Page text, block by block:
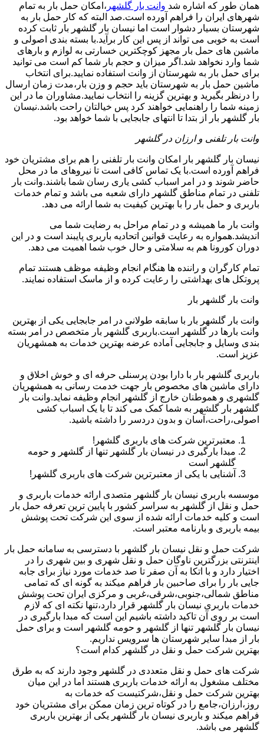
همان طور که اشاره شد وانت بار گلشهر ،امکان حمل بار به تمام
شهرهای ایران را فراهم آورده است.صد البته که کار حمل بار به
شهرستان بسیار دشوار است اما نیسان بار گلشهر بار ثابت کرده
است به خوبی می تواند از پس این کار برآید.با بسته بندی اصولی و
ماشین های حمل بار مجهز کوچکترین خسارتی به لوازم و بارهای
شما وارد نخواهد شد.اگر میزان و حجم بار شما کم است می توانید
برای حمل بار به شهرستان از وانت استفاده نمایید.برای انتخاب
ماشین حمل بار به شهرستان باید حجم و وزن بار،مدت زمان ارسال
را درنظر بگیرید و بهترین گزینه را انتخاب نمایید.مشاوران ما در این
زمینه شما را راهنمایی خواهند کرد پس خیالتان راحت باشد.نیسان
بار گلشهر بار از بتدا تا انتهای جابجایی با شما خواهد بود.
وانت بار تلفنی و ارزان در گلشهر
نیسان بار گلشهر بار امکان وانت بار تلفنی را هم برای مشتریان خود
فراهم آورده است.با یک تماس کافی است تا نیروهای ما در محل
حاضر شوند و در امر اسباب کشی یاری رسان شما باشند.وانت بار
تلفنی در تمام مناطق گلشهر دارای شعبه می باشد و تمام خدمات
باربری و حمل بار را با بهترین کیفیت به شما ارائه می دهد.
وانت بار ما همیشه و در تمام مراحل به رضایت شما می
اندیشد.همواره به رعایت قوانین اتحادیه باربری پایبند است و در این
دوران کورونا هم به سلامتی و حال خوب شما اهمیت می دهد.
تمام کارگران و راننده ها هنگام انجام وظیفه موظف هستند تمام
پروتکل های بهداشتی را رعایت کرده و از ماسک استفاده نمایند.
وانت بار گلشهر بار
وانت بار گلشهر بار با سابقه طولانی در امر جابجایی یکی از بهترین
وانت بارها در گلشهر است.باربری گلشهر بار متخصص در امر بسته
بندی وسایل و جابجایی آماده عرضه بهترین خدمات به همشهریان
عزیز است.
باربری گلشهر بار با دارا بودن پرسنلی حرفه ای و خوش اخلاق و
دارای ماشین های مخصوص بار جهت خدمت رسانی به همشهریان
گلشهری و هموطنان خارج از گلشهر انجام وظیفه نماید.وانت بار
گلشهر بار گلشهر به شما کمک می کند تا با یک اسباب کشی
اصولی،راحت،آسان و بدون دردسر را داشته باشید.
معتبرترین شرکت های باربری گلشهر!
مبدا بارگیری در نیسان بار گلشهر تنها از گلشهر و حومه
گلشهر است
آشنایی با یکی از معتبرترین شرکت های باربری گلشهر!
موسسه باربری نیسان بار گلشهر متصدی ارائه خدمات باربری و
حمل و نقل از گلشهر به سراسر کشور با پایین ترین تعرفه حمل بار
است و کلیه خدمات ارائه شده از سوی این شرکت تحت پوشش
بیمه باربری و بارنامه معتبر است.
شرکت حمل و نقل نیسان بار گلشهر با دسترسی به سامانه حمل بار
اینترنتی بزرگترین ناوگان حمل و نقل شهری و بین شهری را در
اختیار دارد و با اتکا به آن صفر تا صد خدمات مورد نیاز برای جابه
جایی بار را برای صاحبین بار فراهم میکند به گونه ای که تمامی
مناطق شمالی،جنوبی،شرقی،غربی و مرکزی ایران تحت پوشش
خدمات باربری نیسان بار گلشهر قرار دارد،تنها نکته ای که لازم
است بر روی آن تاکید داشته باشیم این است که مبدا بارگیری در
نیسان بار گلشهر تنها از گلشهر و حومه گلشهر است و برای حمل
بار از مبدا سایر شهرستان ها سرویس نداریم.
بهترین شرکت حمل و نقل در گلشهر کدام است؟
شرکت های حمل و نقل متعددی در گلشهر وجود دارند که به طرق
مختلف مشغول به ارائه خدمات باربری هستند اما در این میان
بهترین شرکت حمل و نقل،شرکتیست که خدمات به
روز،ارزان،جامع را در کوتاه ترین زمان ممکن برای مشتریان خود
فراهم میکند و باربری نیسان بار گلشهر یکی از بهترین باربری
گلشهر می باشد.